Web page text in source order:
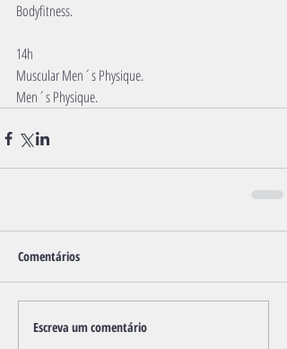
Bodyfitness.
14h
Muscular Men´s Physique.
Men´s Physique.
Comentários
Escreva um comentário